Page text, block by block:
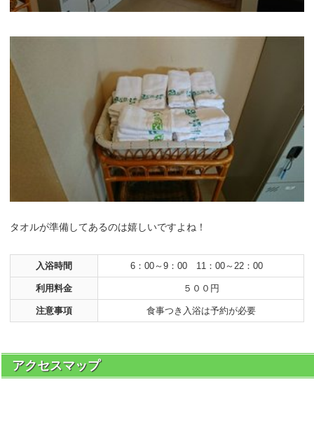
タオルが準備してあるのは嬉しいですよね！
入浴時間 6：00～9：00 11：00～22：00
利用料金 ５００円
注意事項 食事つき入浴は予約が必要
アクセスマップ